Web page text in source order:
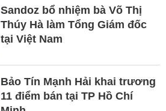
Sandoz bổ nhiệm bà Võ Thị
Thúy Hà làm Tổng Giám đốc
tại Việt Nam
Bảo Tín Mạnh Hải khai trương
11 điểm bán tại TP Hồ Chí